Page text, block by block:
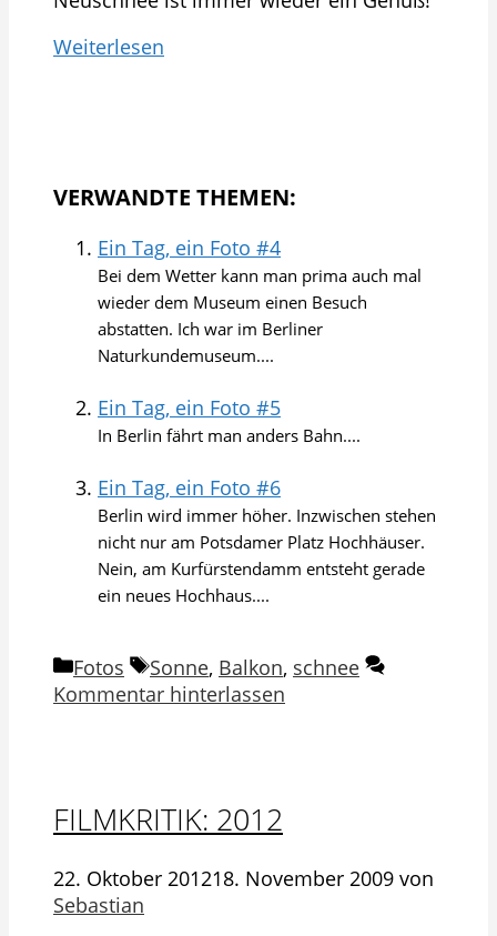
Weiterlesen
VERWANDTE THEMEN:
Ein Tag, ein Foto #4
Bei dem Wetter kann man prima auch mal
wieder dem Museum einen Besuch
abstatten. Ich war im Berliner
Naturkundemuseum....
Ein Tag, ein Foto #5
In Berlin fährt man anders Bahn....
Ein Tag, ein Foto #6
Berlin wird immer höher. Inzwischen stehen
nicht nur am Potsdamer Platz Hochhäuser.
Nein, am Kurfürstendamm entsteht gerade
ein neues Hochhaus....
Kategorien
Fotos Schlagwörter
Sonne, Balkon, schnee
Kommentar hinterlassen
FILMKRITIK: 2012
22. Oktober 201218. November 2009 von
Sebastian